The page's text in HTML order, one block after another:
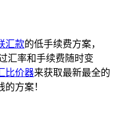
汇款的低手续费方案，
汇率和手续费随时变
比价器来获取最新最全的
方案！